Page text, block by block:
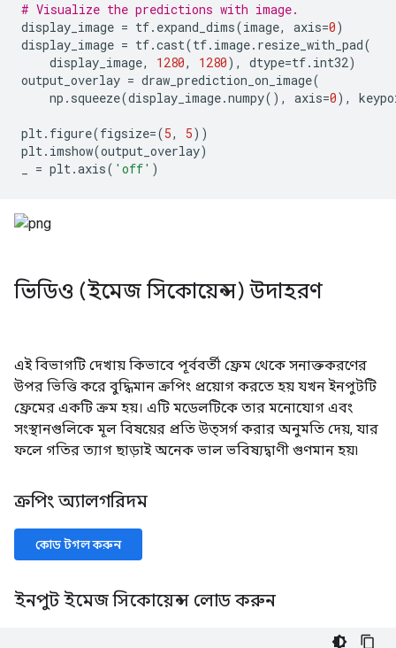
# Visualize the predictions with image.
display_image = tf. expand_dims(image, axis=0)
display_image = tf.cast(tf. image. resize_with_pad(
display_image, 1280, 1280), dtype=tf. int32)
output_overlay = draw_prediction_on_image(
np . squeeze(display_image.numpy(), axis=0),
plt. figure(figsize=(5, 5))
plt. imshow(output_overlay)
= plt.axis( 'off' )
ভিডিও (ইমেজ সিকোয়েন্স) উদাহরণ
এই বিভাগটি দেখায় কিভাবে পূর্ববর্তী ফ্রেম থেকে সনাক্তকরণের
উপর ভিত্তি করে বুদ্ধিমান ক্রপিং প্রয়োগ করতে হয় যখন ইনপুটটি
ফ্রেমের একটি ক্রম হয়। এটি মডেলটিকে তার মনোযোগ এবং
সংস্থানগুলিকে মূল বিষয়ের প্রতি উত্সর্গ করার অনুমতি দেয়, যার
ফলে গতির ত্যাগ ছাড়াই অনেক ভাল ভবিষ্যদ্বাণী গুণমান হয়৷
ক্রপিং অ্যালগরিদম
কোড টগল করুন
ইনপুট ইমেজ সিকোয়েন্স লোড করুন